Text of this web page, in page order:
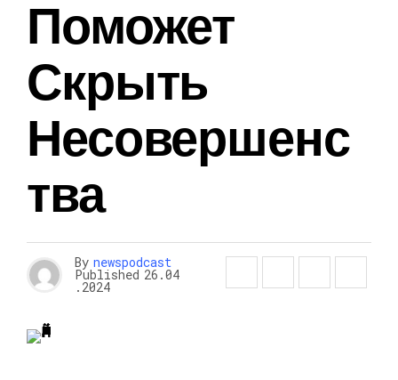
Поможет
Скрыть
Несовершенс
Тва
By newspodcast
Published 26.04
.2024